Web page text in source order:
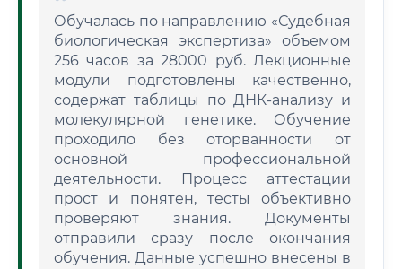
Обучалась по направлению «Судебная
биологическая экспертиза» объемом
256 часов за 28000 руб. Лекционные
модули подготовлены качественно,
содержат таблицы по ДНК-анализу и
молекулярной генетике. Обучение
проходило без оторванности от
основной профессиональной
деятельности. Процесс аттестации
прост и понятен, тесты объективно
проверяют знания. Документы
отправили сразу после окончания
обучения. Данные успешно внесены в